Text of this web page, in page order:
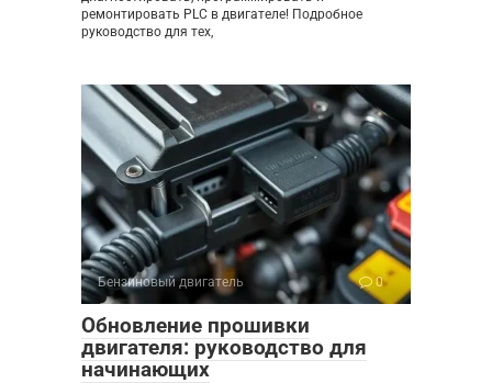
ремонтировать PLC в двигателе! Подробное
руководство для тех,
Бензиновый двигатель 0
Обновление прошивки
двигателя: руководство для
начинающих